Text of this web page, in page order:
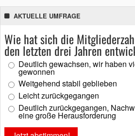
AKTUELLE UMFRAGE
Wie hat sich die
den letzten drei Jahren
Deutlich gewachsen, wir haben
gewonnen
Weitgehend stabil geblieben
Leicht zurückgegangen
Deutlich zurückgegangen,
eine große Herausforderung